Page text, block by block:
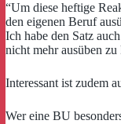
“Um diese heftige
den eigenen Beruf
Ich habe den Satz
nicht mehr ausüben
Interessant ist zudem
Wer eine BU